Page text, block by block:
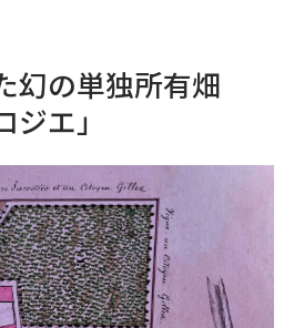
幻の単独所有畑
ジエ」